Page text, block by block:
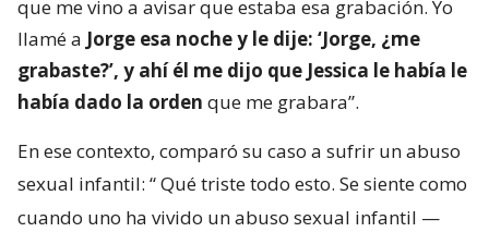
que me vino a avisar que estaba esa grabación. Yo
llamé a Jorge esa noche y le dije: ‘Jorge, ¿me
grabaste?’, y ahí él me dijo que Jessica le había le
había dado la orden que me grabara”.
En ese contexto, comparó su caso a sufrir un abuso
sexual infantil: “Qué triste todo esto. Se siente como
cuando uno ha vivido un abuso sexual infantil —